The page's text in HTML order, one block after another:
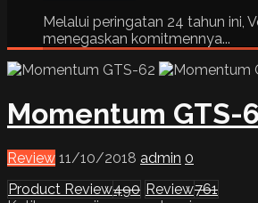
Melalui peringatan 24 tahun ini,
menegaskan komitmennya...
Momentum GTS-
Review 11/10/2018 admin 0
Product Review490 Review761